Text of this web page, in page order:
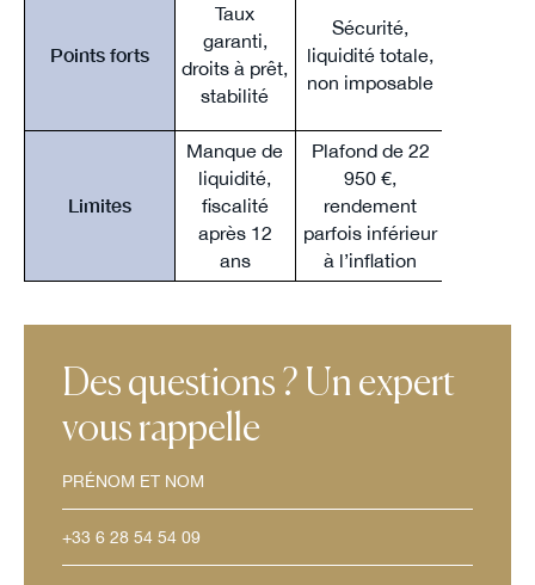
Points forts
Taux
garanti,
droits à prêt,
stabilité
Sécurité,
liquidité totale,
non imposable
Limites
Manque de
liquidité,
fiscalité
après 12
ans
Plafond de 22
950 €,
rendement
parfois inférieur
à l’inflation
Des questions ? Un expert
vous rappelle